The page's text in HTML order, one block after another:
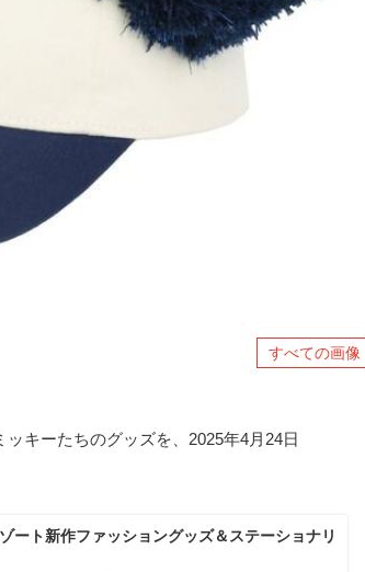
すべての画像
キーたちのグッズを、2025年4月24日
ート新作ファッショングッズ＆ステーショナリ